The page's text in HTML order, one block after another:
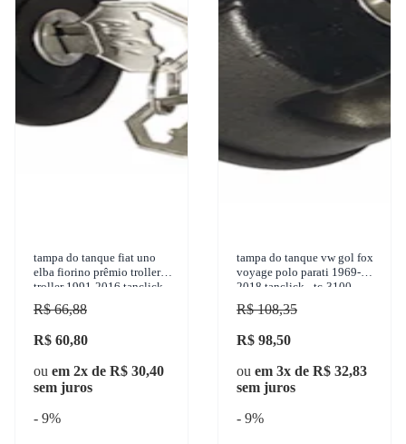
tampa do tanque fiat uno
elba fiorino prêmio troller
troller 1991-2016 tanclick -
tc-4007
R$ 66,88
R$ 60,80
ou em 2x de R$ 30,40
sem juros
- 9%
tampa do tanque vw gol fox
voyage polo parati 1969-
2018 tanclick - tc-3100
R$ 108,35
R$ 98,50
ou em 3x de R$ 32,83
sem juros
- 9%